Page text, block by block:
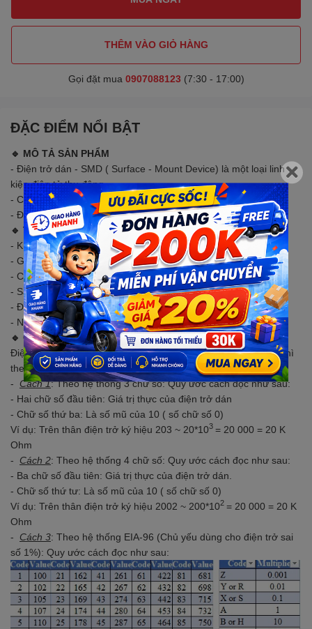
THÊM VÀO GIỎ HÀNG
Gọi đặt mua 0907088123 (7:30 - 17:00)
ĐẶC ĐIỂM NỔI BẬT
🔹 MÔ TẢ SẢN PHẨM
- Điện trở dán - SMD ( Surface - Mount Device) là một loại linh
kiện điện tử thụ động
- Công dụng cản trở dòng điện trong các thiết kế mạch điện tử.
- Được sử dụng để dán cố định trên bề mặt bo mạch.
🔹 THÔNG SỐ KỸ THUẬT
- Kích thước: 0603 (1608M)
- Giá trị điện trở: 24KR đến 910KR
- Công suất: 0.1W, 1/10(W)
- Sai số : ±5%
- Đóng gói: 50 con/ 1 gói hoặc 5.000 con/ 1 reel
- Nhiệt độ hoạt động :-55°C ~ 155°C
🔹 CÁCH ĐỌC GIÁ TRỊ ĐIỆN TRỞ:
Điện trở có 3 cách ghi giá trị phổ biến. Với điện trở 20 K Ohm thì
theo 3 cách ghi sẽ thể hiện như sau:
- Cách 1: Theo hệ thống 3 chữ số: Quy ước cách đọc như sau:
- Hai chữ số đầu tiên: Giá trị thực của điện trở dán
- Chữ số thứ ba: Là số mũ của 10 ( số chữ số 0)
Ví dụ: Trên thân điện trở ký hiệu 203 ~ 20*103 = 20 000 = 20 K
Ohm
- Cách 2: Theo hệ thống 4 chữ số: Quy ước cách đọc như sau:
- Ba chữ số đầu tiên: Giá trị thực của điện trở dán.
- Chữ số thứ tư: Là số mũ của 10 ( số chữ số 0)
Ví dụ: Trên thân điện trở ký hiệu 2002 ~ 200*102 = 20 000 = 20 K
Ohm
- Cách 3: Theo hệ thống EIA-96 (Chủ yếu dùng cho điện trở sai
số 1%): Quy ước cách đọc như sau: